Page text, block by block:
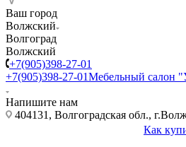
Ваш город
Волжский
Волгоград
Волжский
+7(905)398-27-01
+7(905)398-27-01Мебельный салон
Напишите нам
404131, Волгоградская обл.,
Как